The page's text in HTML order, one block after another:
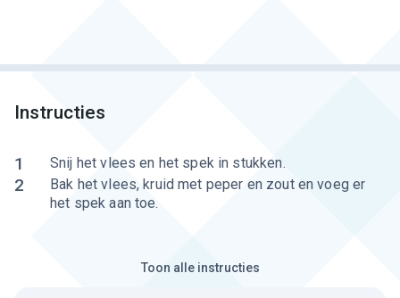
Instructies
1 Snij het vlees en het spek in stukken.
2
Bak het vlees, kruid met peper en zout en voeg er
het spek aan toe.
Toon alle instructies